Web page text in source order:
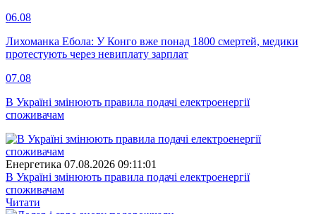
06.08
Лихоманка Ебола: У Конго вже понад 1800 смертей, медики
протестують через невиплату зарплат
07.08
В Україні змінюють правила подачі електроенергії
споживачам
Енергетика 07.08.2026 09:11:01
В Україні змінюють правила подачі електроенергії
споживачам
Читати